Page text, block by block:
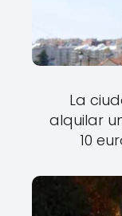
La
alquilar
10